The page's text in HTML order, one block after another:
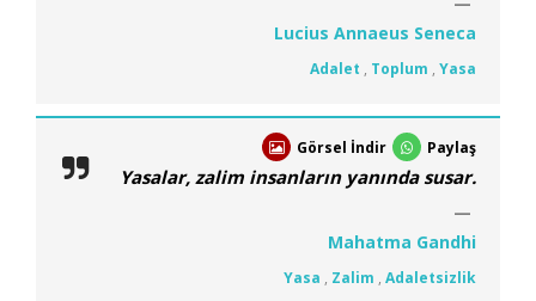
Lucius Annaeus Seneca
Adalet , Toplum , Yasa
Görsel İndir Paylaş
Yasalar, zalim insanların yanında susar.
Mahatma Gandhi
Yasa , Zalim , Adaletsizlik